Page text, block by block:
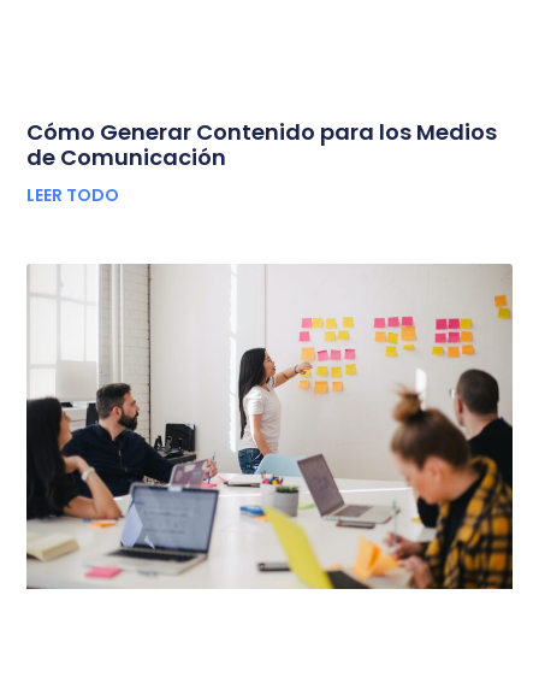
Cómo Generar Contenido para los Medios
de Comunicación
LEER TODO